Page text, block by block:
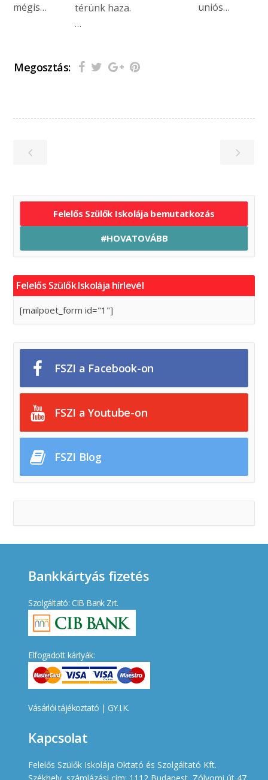
mégis…
térünk haza.
…
uniós…
Megosztás:
Felelős Szülők Iskolája bemutatkozás
#HOVATOVÁBB
Felelős Szülők Iskolája hírlevél
[mailpoet_form id="1"]
FSZI a Facebook-on
FSZI a Youtube-on
FSZI Blog
Bankkártyás fizetés
Szolgáltató: CIB Bank Zrt.
Elfogadott kártyák:
Vásárlói tájékoztató | GY.I.K.
Kapcsolat
Felelős Szülők Iskolája Oktató és Szolgáltató Kft.
Székhely, számlázási cím: 1112 Budapest, Zólyomi út 47.